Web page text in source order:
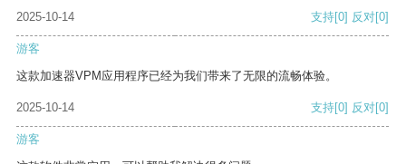
2025-10-14 支持[0] 反对[0]
游客
这款加速器VPM应用程序已经为我们带来了无限的流畅体验。
2025-10-14 支持[0] 反对[0]
游客